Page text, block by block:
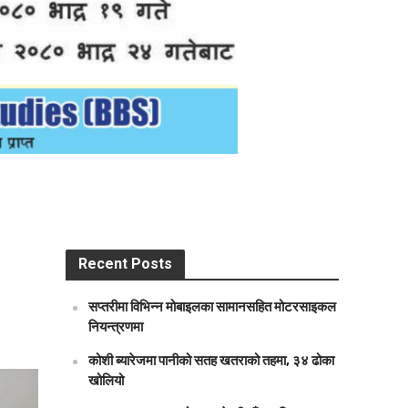
Recent Posts
सप्तरीमा विभिन्न मोबाइलका सामानसहित मोटरसाइकल
नियन्त्रणमा
कोशी ब्यारेजमा पानीको सतह खतराको तहमा, ३४ ढोका
खोलियो